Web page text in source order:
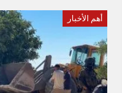
أهم الأخبار